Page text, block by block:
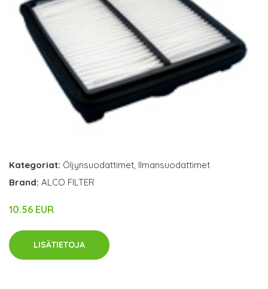
Kategoriat: Öljynsuodattimet Ilmansuodattimet
Brand: ALCO FILTER
10.56 EUR
LISÄTIETOJA